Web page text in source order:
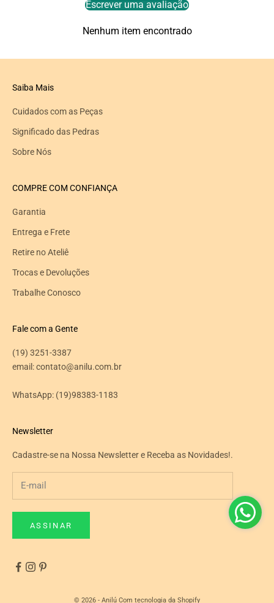
Escrever uma avaliação
Nenhum item encontrado
Saiba Mais
Cuidados com as Peças
Significado das Pedras
Sobre Nós
COMPRE COM CONFIANÇA
Garantia
Entrega e Frete
Retire no Ateliê
Trocas e Devoluções
Trabalhe Conosco
Fale com a Gente
(19) 3251-3387
email: contato@anilu.com.br
WhatsApp: (19)98383-1183
Newsletter
Cadastre-se na Nossa Newsletter e Receba as Novidades!.
ASSINAR
© 2026 - Anilú Com tecnologia da Shopify